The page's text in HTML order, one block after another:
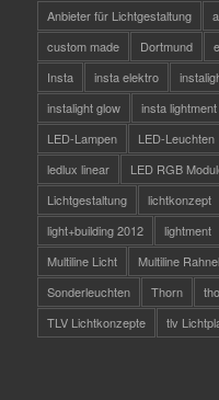
Anbieter für Lichtgestaltung
custom made
Dortmund
Insta
insta elektro
instalight glow
insta lightment
LED-Lampen
LED-Leuchten
ledlux linear
LED RGB
Lichtgestaltung
lichtkonzept
light+building 2012
lightment
Multiline Licht
Multiline
Sonderleuchten
Thorn
TLV Lichtkonzepte
tlv